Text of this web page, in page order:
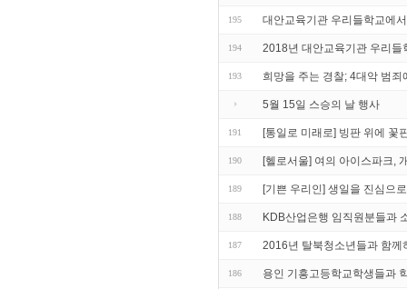
195 대안교육기관 우리들학교에
194 2018년 대안교육기관 우리들
193 희망을 주는 경찰; 4대악 범죄
5월 15일 스승의 날 행사
191 [통일로 미래로] 빙판 위에 꽃
190 [헬로서울] 여의 아이스파크,
189 [기쁜 우리인] 생일을 진심으
188 KDB산업은행 임직원분들과
187 2016년 탈북청소년들과 함께
186 용인 기흥고등학교학생들과